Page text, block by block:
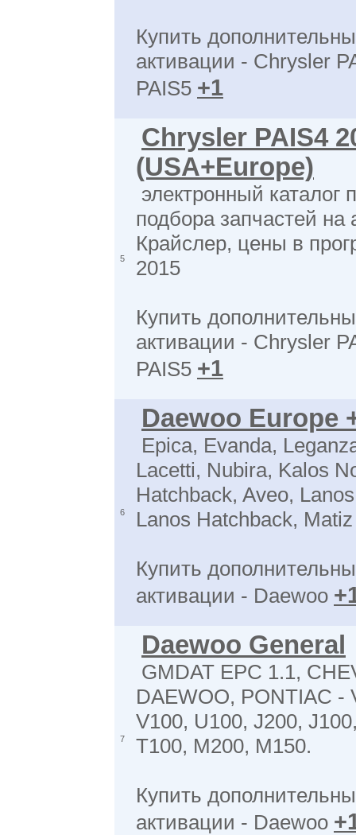
Купить
активации - Chrysler
PAIS5 +1
5
Chrysler PAIS4
(USA+Europe)
электронный каталог
подбора запчастей на
Крайслер, цены в
2015
Купить
активации - Chrysler
PAIS5 +1
6
Daewoo Europe
Epica, Evanda,
Lacetti, Nubira, Kalos
Hatchback, Aveo,
Lanos Hatchback,
Купить
активации - Daewoo
7
Daewoo General
GMDAT EPC 1.1,
DAEWOO, PONTIAC -
V100, U100, J200,
T100, M200, M150.
Купить
активации - Daewoo